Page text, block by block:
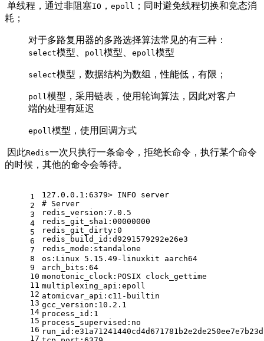
​ 单线程，通过非阻塞IO ， epoll ；同时避免线程切换和竞态消
耗；
对于多路复用器的多路选择算法常见的有三种：
select模型、 poll模型、 epoll模型
select模型，数据结构为数组，性能低，有限；
poll模型，采用链表，使用轮询算法，因此对客户
端的处理有延迟
epoll模型，使用回调方式
​ 因此Redis一次只执行一条命令，拒绝长命令，执行某个命令
的时候，其他的命令会等待。
1
2
3
4
5
6
7
8
9
10
11
12
13
14
15
16
17
127.0.0.1:6379> INFO server
# Server
redis_version:7.0.5
redis_git_sha1:00000000
redis_git_dirty:0
redis_build_id:d9291579292e26e3
redis_mode:standalone
os:Linux 5.15.49-linuxkit aarch64
arch_bits:64
monotonic_clock:POSIX clock_gettime
multiplexing_api:epoll
atomicvar_api:c11-builtin
gcc_version:10.2.1
process_id:1
process_supervised:no
run_id:e31a71241440cd4d671781b2e2de250ee7e7b23d